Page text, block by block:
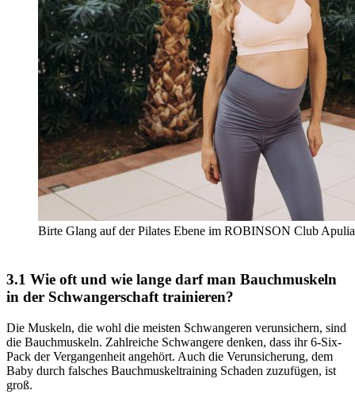
Birte Glang auf der Pilates Ebene im ROBINSON Club Apulia
3.1 Wie oft und wie lange darf man Bauchmuskeln
in der Schwangerschaft trainieren?
Die Muskeln, die wohl die meisten Schwangeren verunsichern, sind
die Bauchmuskeln. Zahlreiche Schwangere denken, dass ihr 6-Six-
Pack der Vergangenheit angehört. Auch die Verunsicherung, dem
Baby durch falsches Bauchmuskeltraining Schaden zuzufügen, ist
groß.